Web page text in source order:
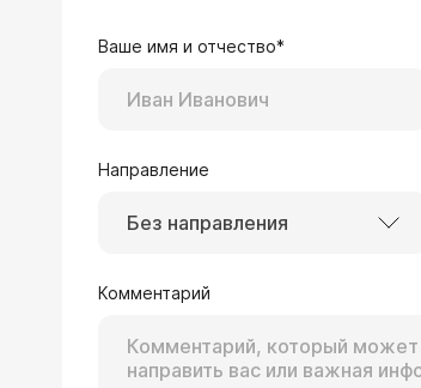
Ваше имя и отчество*
Направление
Без направления
Комментарий